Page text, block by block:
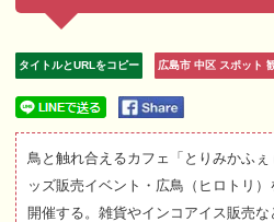
タイトルとURLをコピー 広島市 中区 スポット
鳥と触れ合えるカフェ「とりみかふ
ッズ販売イベント・広鳥（ヒロトリ
開催する。雑貨やインコアイス販売な